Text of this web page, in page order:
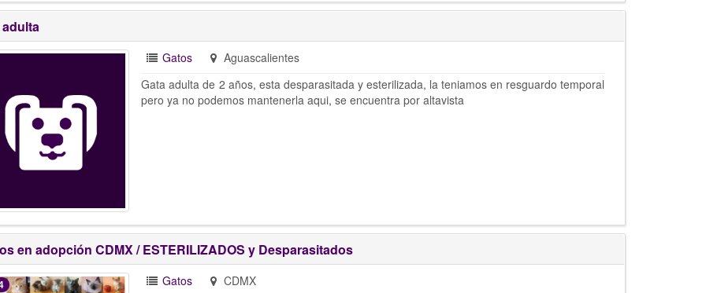
Gatos
Aguascalientes
Gata adulta de 2 años, esta desparasitada y esterilizada, la teniamos en resguardo temporal
pero ya no podemos mantenerla aqui, se encuentra por altavista
en adopción CDMX / ESTERILIZADOS y Desparasitados
Gatos
CDMX